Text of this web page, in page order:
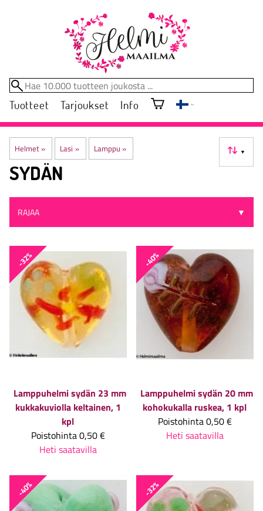
Tuotteet Tarjoukset Info
Helmet‪» Lasi ‪» Lamppu ‪» ▼
SYDÄN
RAJAA ▼
-32%
Lamppuhelmi sydän 23 mm
kukkakuviolla keltainen, 1
kpl
Poistohinta0,50 €
Heti saatavilla
-40%
Lamppuhelmi sydän 20 mm
kohokukalla ruskea, 1 kpl
Poistohinta0,50 €
Heti saatavilla
-40% -32%